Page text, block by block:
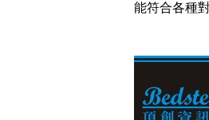
能符合各種